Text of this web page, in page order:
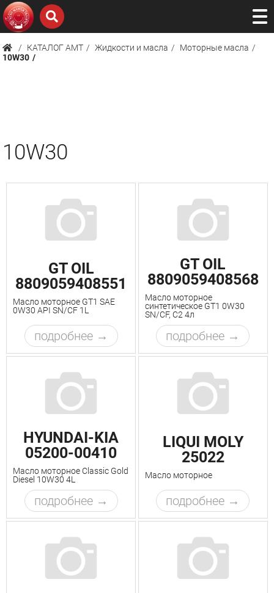
КАТАЛОГ AMТ Жидкости и масла
Моторные масла
10W30
10W30
GT OIL
8809059408551
Масло моторное GT1 SAE
0W30 API SN/CF 1L
подробнее
GT OIL
8809059408568
Масло моторное
синтетическое GT1 0W30
SN/CF, C2 4л
подробнее
HYUNDAI-KIA
05200-00410
Масло моторное Classic Gold
Diesel 10W30 4L
подробнее
LIQUI MOLY
25022
Масло моторное
подробнее